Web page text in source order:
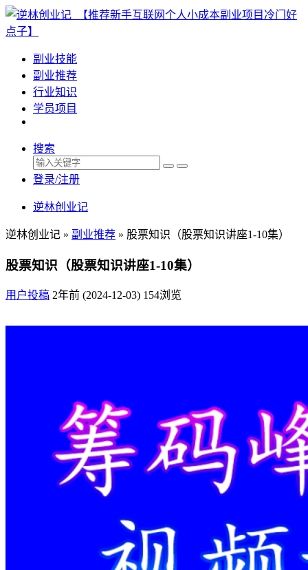
副业技能
副业推荐
行业知识
学员项目
搜索
登录/注册
逆林创业记
逆林创业记 » 副业推荐 » 股票知识（股票知识讲座1-10集）
股票知识（股票知识讲座1-10集）
用户投稿 2年前 (2024-12-03) 154浏览